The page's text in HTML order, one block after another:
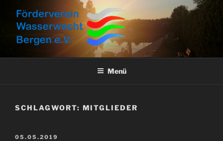
Inhalt
springen
FÖRDERVEREIN
WASSERWACHT BERGEN E.V.
Aktuelles, Aktionen und Informationen
Menü
SCHLAGWORT: MITGLIEDER
VERÖFFENTLICHT
05.05.2019